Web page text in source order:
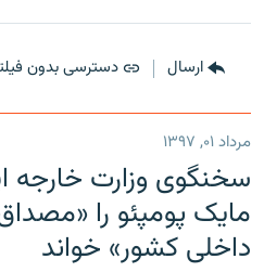
ارسال دسترسی بدون
مرداد ۰۱, ۱۳۹۷
سخنگوی وزارت خارجه
مایک پومپئو را
داخلی کشور» خواند